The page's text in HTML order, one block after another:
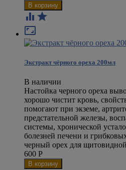
 

Экстракт чёрного ореха 200мл
В наличии
Настойка черного ореха
хорошо чистит кровь,
помогают при экземе,
предстательной железы,
системы, хронической
болезней печени и
черный орех для
600 Р